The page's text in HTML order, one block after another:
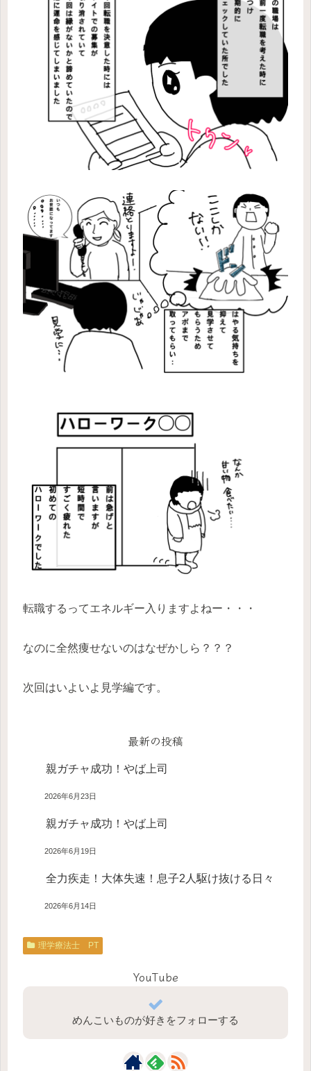
転職するってエネルギー入りますよねー・・・
なのに全然痩せないのはなぜかしら？？？
次回はいよいよ見学編です。
最新の投稿
親ガチャ成功！やば上司
2026年6月23日
親ガチャ成功！やば上司
2026年6月19日
全力疾走！大体失速！息子2人駆け抜ける日々
2026年6月14日
理学療法士 PT
YouTube
めんこいものが好きをフォローする